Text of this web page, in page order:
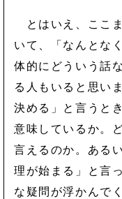
とはいえ、ここ
いて、「なんとな
体的にどういう話
る人もいると思い
決める」と言うと
意味しているか。
言えるのか。ある
理が始まる」と言
な疑問が浮かんで